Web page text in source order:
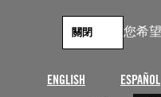
您希
ENGLISH ESPAÑOL
關閉